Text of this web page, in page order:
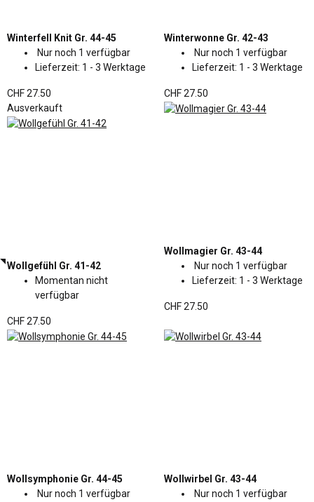
Winterfell Knit Gr. 44-45
Nur noch 1 verfügbar
Lieferzeit: 1 - 3 Werktage
CHF 27.50
Winterwonne Gr. 42-43
Nur noch 1 verfügbar
Lieferzeit: 1 - 3 Werktage
CHF 27.50
Ausverkauft
Wollgefühl Gr. 41-42
Momentan nicht
verfügbar
CHF 27.50
Wollmagier Gr. 43-44
Nur noch 1 verfügbar
Lieferzeit: 1 - 3 Werktage
CHF 27.50
Wollsymphonie Gr. 44-45
Nur noch 1 verfügbar
Wollwirbel Gr. 43-44
Nur noch 1 verfügbar